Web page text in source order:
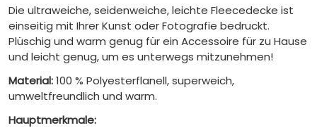
Die ultraweiche, seidenweiche, leichte Fleecedecke ist
einseitig mit Ihrer Kunst oder Fotografie bedruckt.
Plüschig und warm genug für ein Accessoire für zu Hause
und leicht genug, um es unterwegs mitzunehmen!
Material:100 % Polyesterflanell, superweich,
umweltfreundlich und warm.
Hauptmerkmale: